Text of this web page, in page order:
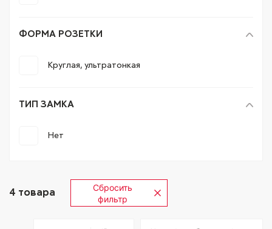
ФОРМА РОЗЕТКИ
Круглая, ультратонкая
ТИП ЗАМКА
Нет
4 товара
Сбросить
фильтр